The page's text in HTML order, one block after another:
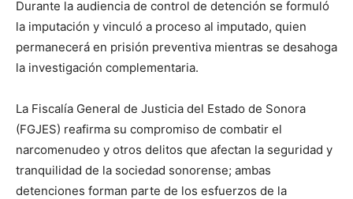
Durante la audiencia de control de detención se formuló
la imputación y vinculó a proceso al imputado, quien
permanecerá en prisión preventiva mientras se desahoga
la investigación complementaria.
La Fiscalía General de Justicia del Estado de Sonora
(FGJES) reafirma su compromiso de combatir el
narcomenudeo y otros delitos que afectan la seguridad y
tranquilidad de la sociedad sonorense; ambas
detenciones forman parte de los esfuerzos de la